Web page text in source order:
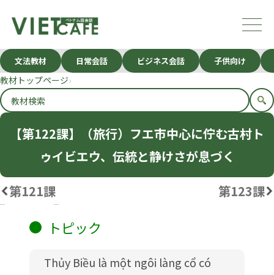
文法教材 日常会話 ビジネス会話 子供向け
教材トップページ
第121課
【第122課】（旅行）フエ市中心に佇む古村ト
ゥイビエウ、伝統と静けさが息づく
第123課
トピック
Thủy Biều là một ngôi làng cổ có